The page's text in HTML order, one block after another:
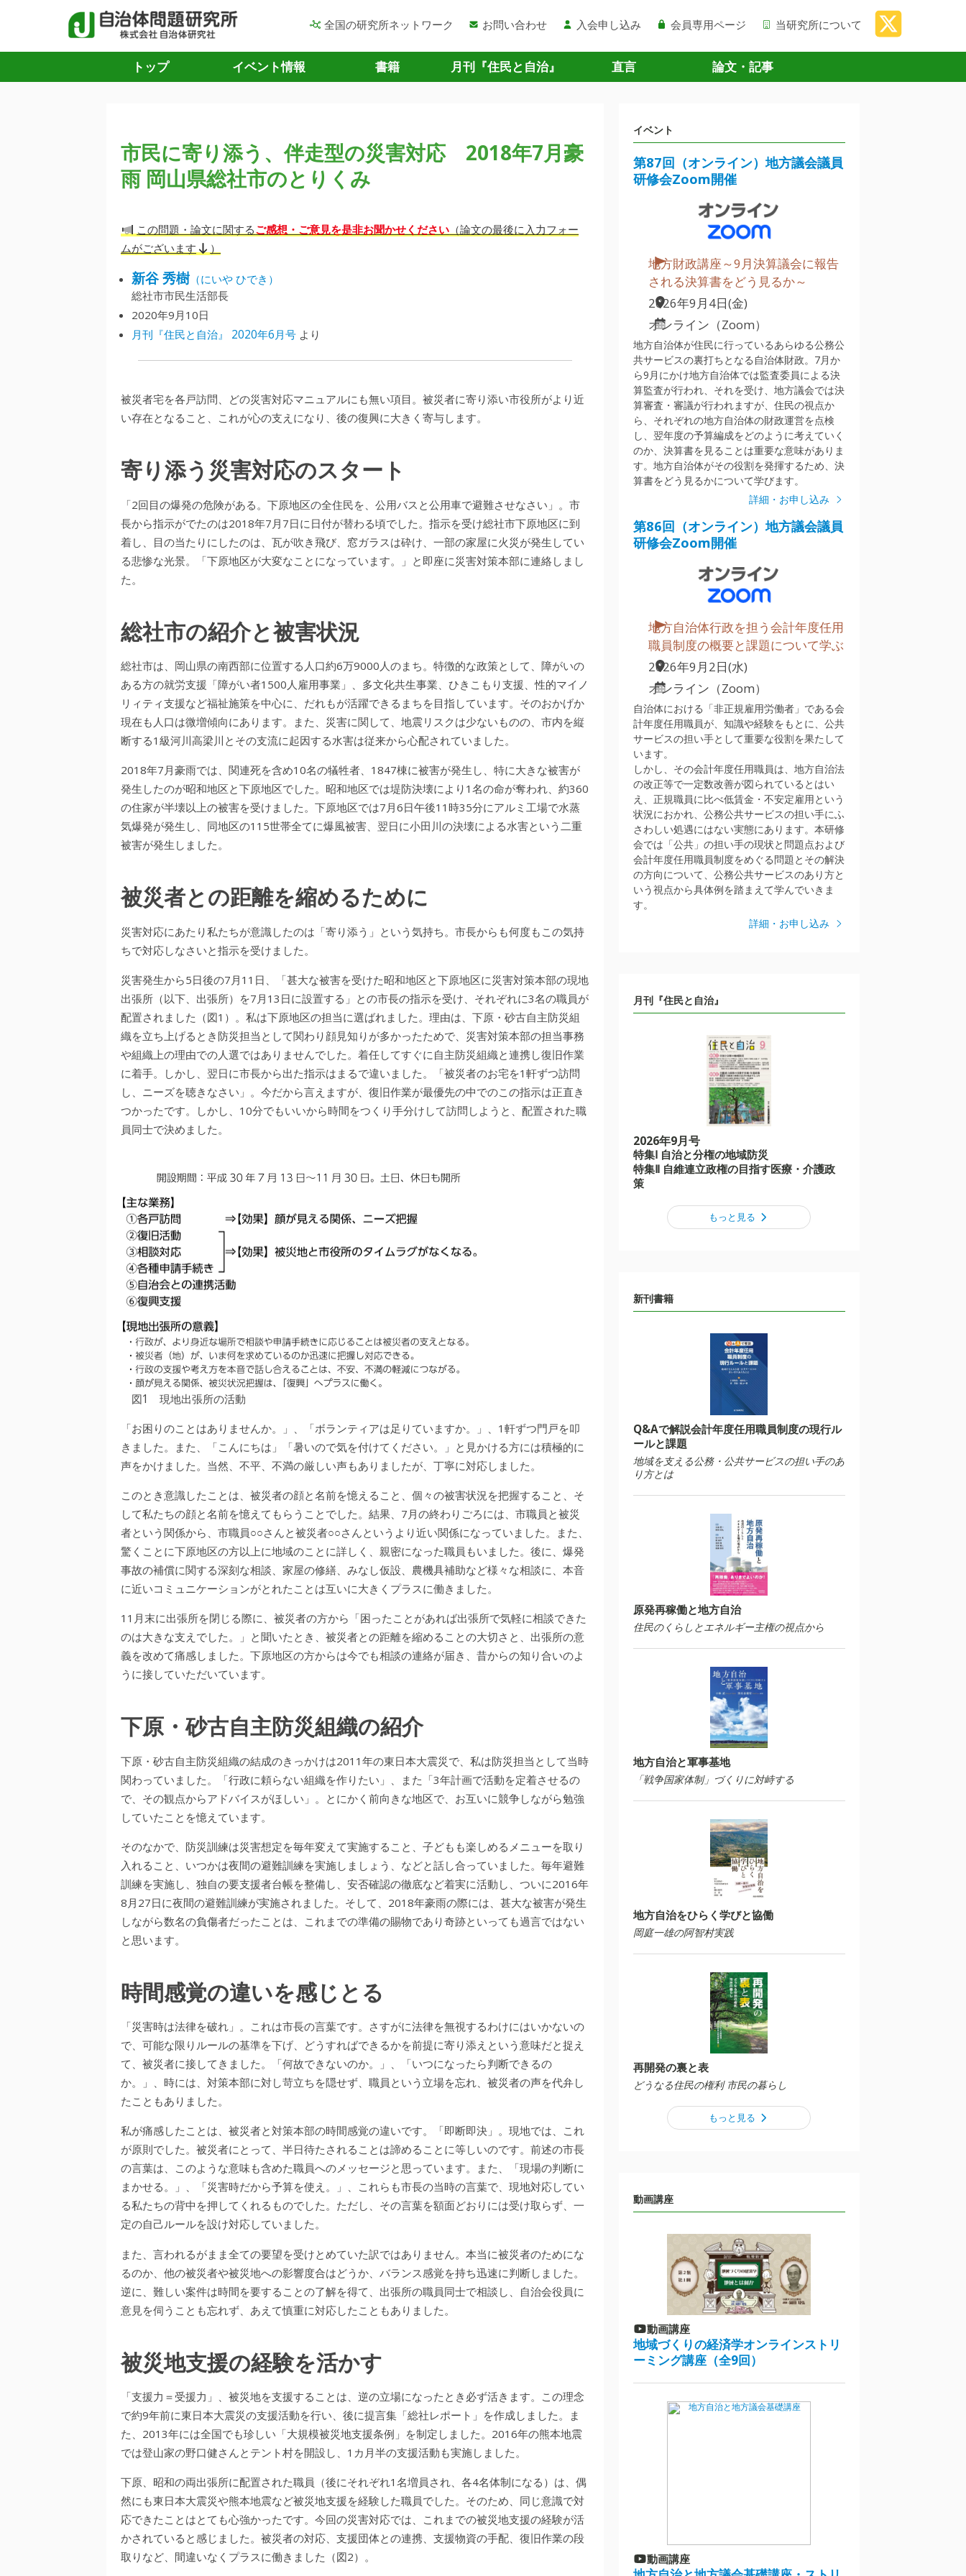
全国の研究所ネットワーク お問い合わせ 入会申し込み 会員専用ページ 当研究所について
トップ イベント情報 書籍 月刊『住民と自治』 直言 論文・記事
市民に寄り添う、伴走型の災害対応 2018年7月豪
雨 岡山県総社市のとりくみ
この問題・論文に関するご感想・ご意見を是非お聞かせください （論文の最後に入力フォー
ムがございます
）
新谷 秀樹（にいや ひでき）
総社市市民生活部長
2020年9月10日
月刊『住民と自治』 2020年6月号 より
被災者宅を各戸訪問、どの災害対応マニュアルにも無い項目。被災者に寄り添い市役所がより近
い存在となること、これが心の支えになり、後の復興に大きく寄与します。
寄り添う災害対応のスタート
「2回目の爆発の危険がある。下原地区の全住民を、公用バスと公用車で避難させなさい」。市
長から指示がでたのは2018年7月7日に日付が替わる頃でした。指示を受け総社市下原地区に到
着し、目の当たりにしたのは、瓦が吹き飛び、窓ガラスは砕け、一部の家屋に火災が発生してい
る悲惨な光景。「下原地区が大変なことになっています。」と即座に災害対策本部に連絡しまし
た。
総社市の紹介と被害状況
総社市は、岡山県の南西部に位置する人口約6万9000人のまち。特徴的な政策として、障がいの
ある方の就労支援「障がい者1500人雇用事業」、多文化共生事業、ひきこもり支援、性的マイノ
リィティ支援など福祉施策を中心に、だれもが活躍できるまちを目指しています。そのおかげか
現在も人口は微増傾向にあります。また、災害に関して、地震リスクは少ないものの、市内を縦
断する1級河川高梁川とその支流に起因する水害は従来から心配されていました。
2018年7月豪雨では、関連死を含め10名の犠牲者、1847棟に被害が発生し、特に大きな被害が
発生したのが昭和地区と下原地区でした。昭和地区では堤防決壊により1名の命が奪われ、約360
の住家が半壊以上の被害を受けました。下原地区では7月6日午後11時35分にアルミ工場で水蒸
気爆発が発生し、同地区の115世帯全てに爆風被害、翌日に小田川の決壊による水害という二重
被害が発生しました。
被災者との距離を縮めるために
災害対応にあたり私たちが意識したのは「寄り添う」という気持ち。市長からも何度もこの気持
ちで対応しなさいと指示を受けました。
災害発生から5日後の7月11日、「甚大な被害を受けた昭和地区と下原地区に災害対策本部の現地
出張所（以下、出張所）を7月13日に設置する」との市長の指示を受け、それぞれに3名の職員が
配置されました（図1）。私は下原地区の担当に選ばれました。理由は、下原・砂古自主防災組
織を立ち上げるとき防災担当として関わり顔見知りが多かったためで、災害対策本部の担当事務
や組織上の理由での人選ではありませんでした。着任してすぐに自主防災組織と連携し復旧作業
に着手。しかし、翌日に市長から出た指示はまるで違いました。「被災者のお宅を1軒ずつ訪問
し、ニーズを聴きなさい」。今だから言えますが、復旧作業が最優先の中でのこの指示は正直き
つかったです。しかし、10分でもいいから時間をつくり手分けして訪問しようと、配置された職
員同士で決めました。
図1 現地出張所の活動
「お困りのことはありませんか。」、「ボランティアは足りていますか。」、1軒ずつ門戸を叩
きました。また、「こんにちは」「暑いので気を付けてください。」と見かける方には積極的に
声をかけました。当然、不平、不満の厳しい声もありましたが、丁寧に対応しました。
このとき意識したことは、被災者の顔と名前を憶えること、個々の被害状況を把握すること、そ
して私たちの顔と名前を憶えてもらうことでした。結果、7月の終わりごろには、市職員と被災
者という関係から、市職員○○さんと被災者○○さんというより近い関係になっていました。また、
驚くことに下原地区の方以上に地域のことに詳しく、親密になった職員もいました。後に、爆発
事故の補償に関する深刻な相談、家屋の修繕、みなし仮設、農機具補助など様々な相談に、本音
に近いコミュニケーションがとれたことは互いに大きくプラスに働きました。
11月末に出張所を閉じる際に、被災者の方から「困ったことがあれば出張所で気軽に相談できた
のは大きな支えでした。」と聞いたとき、被災者との距離を縮めることの大切さと、出張所の意
義を改めて痛感しました。下原地区の方からは今でも相談の連絡が届き、昔からの知り合いのよ
うに接していただいています。
下原・砂古自主防災組織の紹介
下原・砂古自主防災組織の結成のきっかけは2011年の東日本大震災で、私は防災担当として当時
関わっていました。「行政に頼らない組織を作りたい」、また「3年計画で活動を定着させるの
で、その観点からアドバイスがほしい」。とにかく前向きな地区で、お互いに競争しながら勉強
していたことを憶えています。
そのなかで、防災訓練は災害想定を毎年変えて実施すること、子どもも楽しめるメニューを取り
入れること、いつかは夜間の避難訓練を実施しましょう、などと話し合っていました。毎年避難
訓練を実施し、独自の要支援者台帳を整備し、安否確認の徹底など着実に活動し、ついに2016年
8月27日に夜間の避難訓練が実施されました。そして、2018年豪雨の際には、甚大な被害が発生
しながら数名の負傷者だったことは、これまでの準備の賜物であり奇跡といっても過言ではない
と思います。
時間感覚の違いを感じとる
「災害時は法律を破れ」。これは市長の言葉です。さすがに法律を無視するわけにはいかないの
で、可能な限りルールの基準を下げ、どうすればできるかを前提に寄り添えという意味だと捉え
て、被災者に接してきました。「何故できないのか。」、「いつになったら判断できるの
か。」、時には、対策本部に対し苛立ちを隠せず、職員という立場を忘れ、被災者の声を代弁し
たこともありました。
私が痛感したことは、被災者と対策本部の時間感覚の違いです。「即断即決」。現地では、これ
が原則でした。被災者にとって、半日待たされることは諦めることに等しいのです。前述の市長
の言葉は、このような意味も含めた職員へのメッセージと思っています。また、「現場の判断に
まかせる。」、「災害時だから予算を使え。」、これらも市長の当時の言葉で、現地対応してい
る私たちの背中を押してくれるものでした。ただし、その言葉を額面どおりには受け取らず、一
定の自己ルールを設け対応していました。
また、言われるがまま全ての要望を受けとめていた訳ではありません。本当に被災者のためにな
るのか、他の被災者や被災地への影響度合はどうか、バランス感覚を持ち迅速に判断しました。
逆に、難しい案件は時間を要することの了解を得て、出張所の職員同士で相談し、自治会役員に
意見を伺うことも忘れず、あえて慎重に対応したこともありました。
被災地支援の経験を活かす
「支援力＝受援力」、被災地を支援することは、逆の立場になったとき必ず活きます。この理念
で約9年前に東日本大震災の支援活動を行い、後に提言集「総社レポート」を作成しました。ま
た、2013年には全国でも珍しい「大規模被災地支援条例」を制定しました。2016年の熊本地震
では登山家の野口健さんとテント村を開設し、1カ月半の支援活動も実施しました。
下原、昭和の両出張所に配置された職員（後にそれぞれ1名増員され、各4名体制になる）は、偶
然にも東日本大震災や熊本地震など被災地支援を経験した職員でした。そのため、同じ意識で対
応できたことはとても心強かったです。今回の災害対応では、これまでの被災地支援の経験が活
かされていると感じました。被災者の対応、支援団体との連携、支援物資の手配、復旧作業の段
取りなど、間違いなくプラスに働きました（図2）。
イベント
第87回（オンライン）地方議会議員
研修会Zoom開催
地方財政講座～9月決算議会に報告
される決算書をどう見るか～
2026年9月4日(金)
オンライン（Zoom）
地方自治体が住民に行っているあらゆる公務公
共サービスの裏打ちとなる自治体財政。7月か
ら9月にかけ地方自治体では監査委員による決
算監査が行われ、それを受け、地方議会では決
算審査・審議が行われますが、住民の視点か
ら、それぞれの地方自治体の財政運営を点検
し、翌年度の予算編成をどのように考えていく
のか、決算書を見ることは重要な意味がありま
す。地方自治体がその役割を発揮するため、決
算書をどう見るかについて学びます。
詳細・お申し込み
第86回（オンライン）地方議会議員
研修会Zoom開催
地方自治体行政を担う会計年度任用
職員制度の概要と課題について学ぶ
2026年9月2日(水)
オンライン（Zoom）
自治体における「非正規雇用労働者」である会
計年度任用職員が、知識や経験をもとに、公共
サービスの担い手として重要な役割を果たして
います。
しかし、その会計年度任用職員は、地方自治法
の改正等で一定数改善が図られているとはい
え、正規職員に比べ低賃金・不安定雇用という
状況におかれ、公務公共サービスの担い手にふ
さわしい処遇にはない実態にあります。本研修
会では「公共」の担い手の現状と問題点および
会計年度任用職員制度をめぐる問題とその解決
の方向について、公務公共サービスのあり方と
いう視点から具体例を踏まえて学んでいきま
す。
詳細・お申し込み
月刊『住民と自治』
2026年9月号
特集Ⅰ 自治と分権の地域防災
特集Ⅱ 自維連立政権の目指す医療・介護政
策
もっと見る
新刊書籍
Q&Aで解説会計年度任用職員制度の現行ル
ールと課題
地域を支える公務・公共サービスの担い手のあ
り方とは
原発再稼働と地方自治
住民のくらしとエネルギー主権の視点から
地方自治と軍事基地
「戦争国家体制」づくりに対峙する
地方自治をひらく学びと協働
岡庭一雄の阿智村実践
再開発の裏と表
どうなる住民の権利 市民の暮らし
もっと見る
動画講座
動画講座
地域づくりの経済学オンラインストリ
ーミング講座（全9回）
動画講座